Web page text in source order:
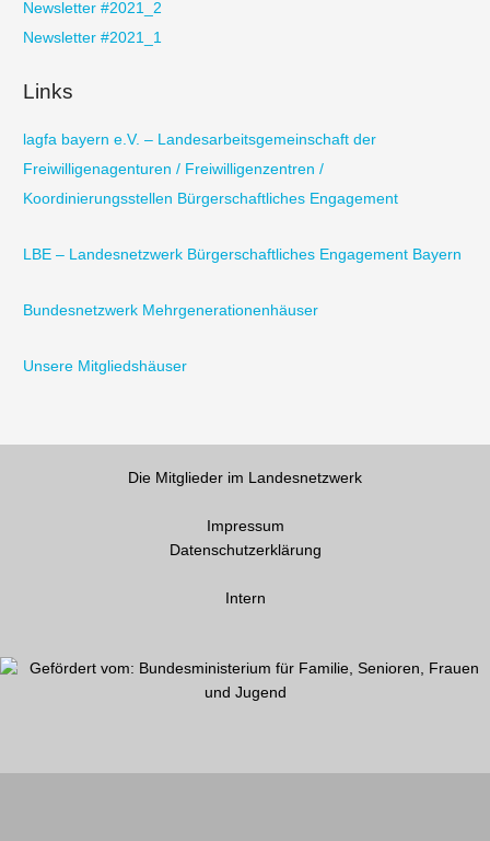
Newsletter #2021_2
Newsletter #2021_1
Links
lagfa bayern e.V. – Landesarbeitsgemeinschaft der
Freiwilligenagenturen / Freiwilligenzentren /
Koordinierungsstellen Bürgerschaftliches Engagement
LBE – Landesnetzwerk Bürgerschaftliches Engagement Bayern
Bundesnetzwerk Mehrgenerationenhäuser
Unsere Mitgliedshäuser
Die Mitglieder im Landesnetzwerk
Impressum
Datenschutzerklärung
Intern